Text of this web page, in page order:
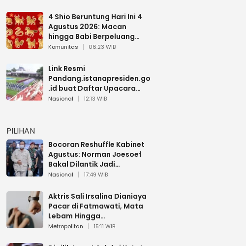
4 Shio Beruntung Hari Ini 4
Agustus 2026: Macan
hingga Babi Berpeluang
Dapat Kabar Baik
Komunitas 06:23 WIB
Link Resmi
Pandang.istanapresiden.go
.id buat Daftar Upacara
Bendera HUT RI di Istana
Nasional 12:13 WIB
PILIHAN
Bocoran Reshuffle Kabinet
Agustus: Norman Joesoef
Bakal Dilantik Jadi
Wamenhan RI
Nasional 17:49 WIB
Aktris Sali Irsalina Dianiaya
Pacar di Fatmawati, Mata
Lebam Hingga
Diselamatkan Polantas
Metropolitan 15:11 WIB